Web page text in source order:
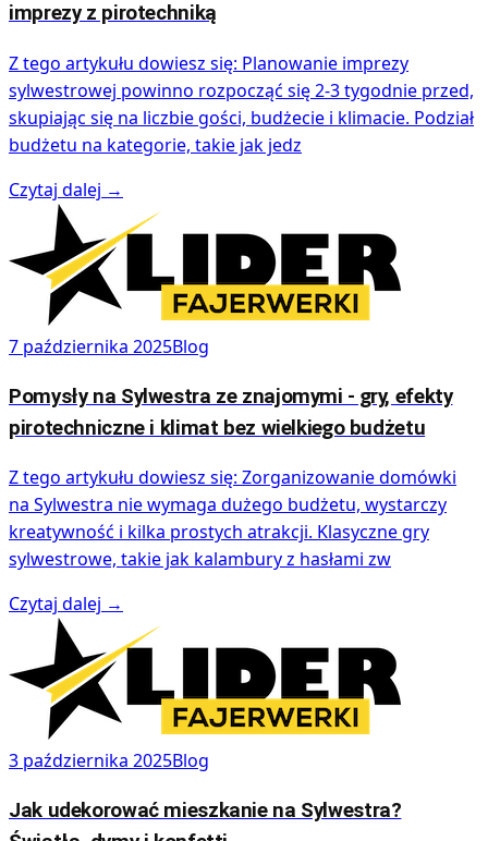
imprezy z pirotechniką
Z tego artykułu dowiesz się: Planowanie imprezy
sylwestrowej powinno rozpocząć się 2-3 tygodnie przed,
skupiając się na liczbie gości, budżecie i klimacie. Podział
budżetu na kategorie, takie jak jedz
Czytaj dalej →
7 października 2025Blog
Pomysły na Sylwestra ze znajomymi - gry, efekty
pirotechniczne i klimat bez wielkiego budżetu
Z tego artykułu dowiesz się: Zorganizowanie domówki
na Sylwestra nie wymaga dużego budżetu, wystarczy
kreatywność i kilka prostych atrakcji. Klasyczne gry
sylwestrowe, takie jak kalambury z hasłami zw
Czytaj dalej →
3 października 2025Blog
Jak udekorować mieszkanie na Sylwestra?